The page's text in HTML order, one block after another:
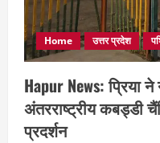
Home उत्तर प्रदेश
Hapur News: प्रिया
अंतरराष्ट्रीय कबड्डी
प्रदर्शन